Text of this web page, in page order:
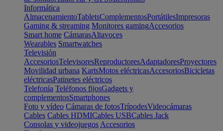
Informática
AlmacenamientoTabletsComplementosPortátilesImpresoras
Gaming & streaming Monitores gamingAccesorios
Smart home CámarasAltavoces
Wearables Smartwatches
Televisión
AccesoriosTelevisoresReproductoresAdaptadoresProyectores
Movilidad urbana KartsMotos eléctricasAccesoriosBicicletas
eléctricasPatinetes eléctricos
Telefonía Teléfonos fijosGadgets y
complementosSmartphones
Foto y vídeo Cámaras de fotosTrípodesVideocámaras
Cables Cables HDMICables USBCables Jack
Consolas y videojuegos Accesorios